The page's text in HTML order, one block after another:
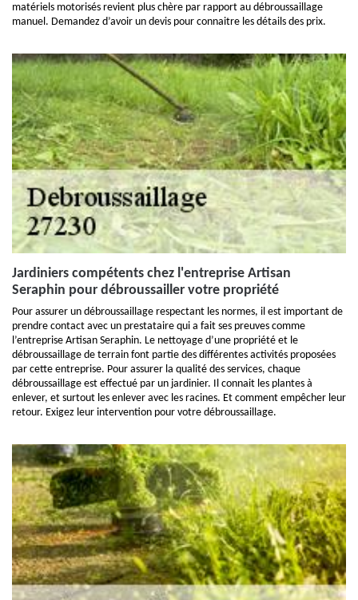
matériels motorisés revient plus chère par rapport au débroussaillage
manuel. Demandez d’avoir un devis pour connaitre les détails des prix.
Jardiniers compétents chez l'entreprise Artisan
Seraphin pour débroussailler votre propriété
Pour assurer un débroussaillage respectant les normes, il est important de
prendre contact avec un prestataire qui a fait ses preuves comme
l’entreprise Artisan Seraphin. Le nettoyage d’une propriété et le
débroussaillage de terrain font partie des différentes activités proposées
par cette entreprise. Pour assurer la qualité des services, chaque
débroussaillage est effectué par un jardinier. Il connait les plantes à
enlever, et surtout les enlever avec les racines. Et comment empêcher leur
retour. Exigez leur intervention pour votre débroussaillage.